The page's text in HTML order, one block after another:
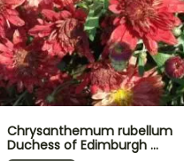
Chrysanthemum rubellum
Duchess of Edimburgh …